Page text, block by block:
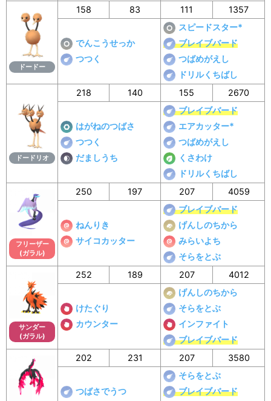
ドードー
158 83 111 1357
でんこうせっか
つつく
スピードスター*
ブレイブバード
つばめがえし
ドリルくちばし
ドードリオ
218 140 155 2670
はがねのつばさ
つつく
だましうち
ブレイブバード
エアカッター*
つばめがえし
くさわけ
ドリルくちばし
フリーザー
(ガラル)
250 197 207 4059
ねんりき
サイコカッター
ブレイブバード
げんしのちから
みらいよち
そらをとぶ
サンダー
(ガラル)
252 189 207 4012
けたぐり
カウンター
げんしのちから
そらをとぶ
インファイト
ブレイブバード
202 231 207 3580
つばさでうつ
そらをとぶ
ブレイブバード